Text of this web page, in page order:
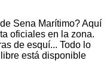
Sena Marítimo? Aquí
oficiales en la zona.
de esquí... Todo lo
está disponible